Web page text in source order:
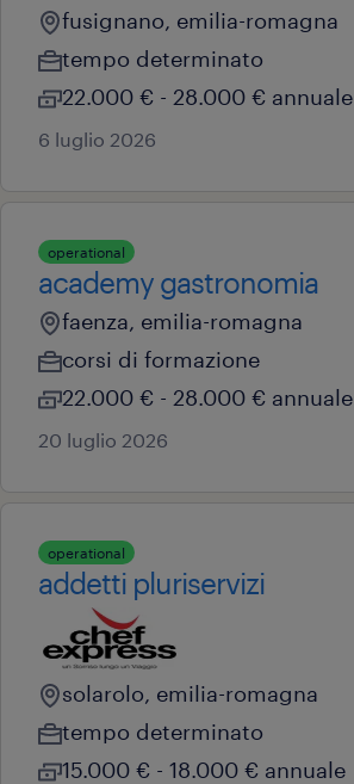
fusignano, emilia-romagna
tempo determinato
22.000 € - 28.000 € annuale
6 luglio 2026
operational
academy gastronomia
faenza, emilia-romagna
corsi di formazione
22.000 € - 28.000 € annuale
20 luglio 2026
operational
addetti pluriservizi
solarolo, emilia-romagna
tempo determinato
15.000 € - 18.000 € annuale